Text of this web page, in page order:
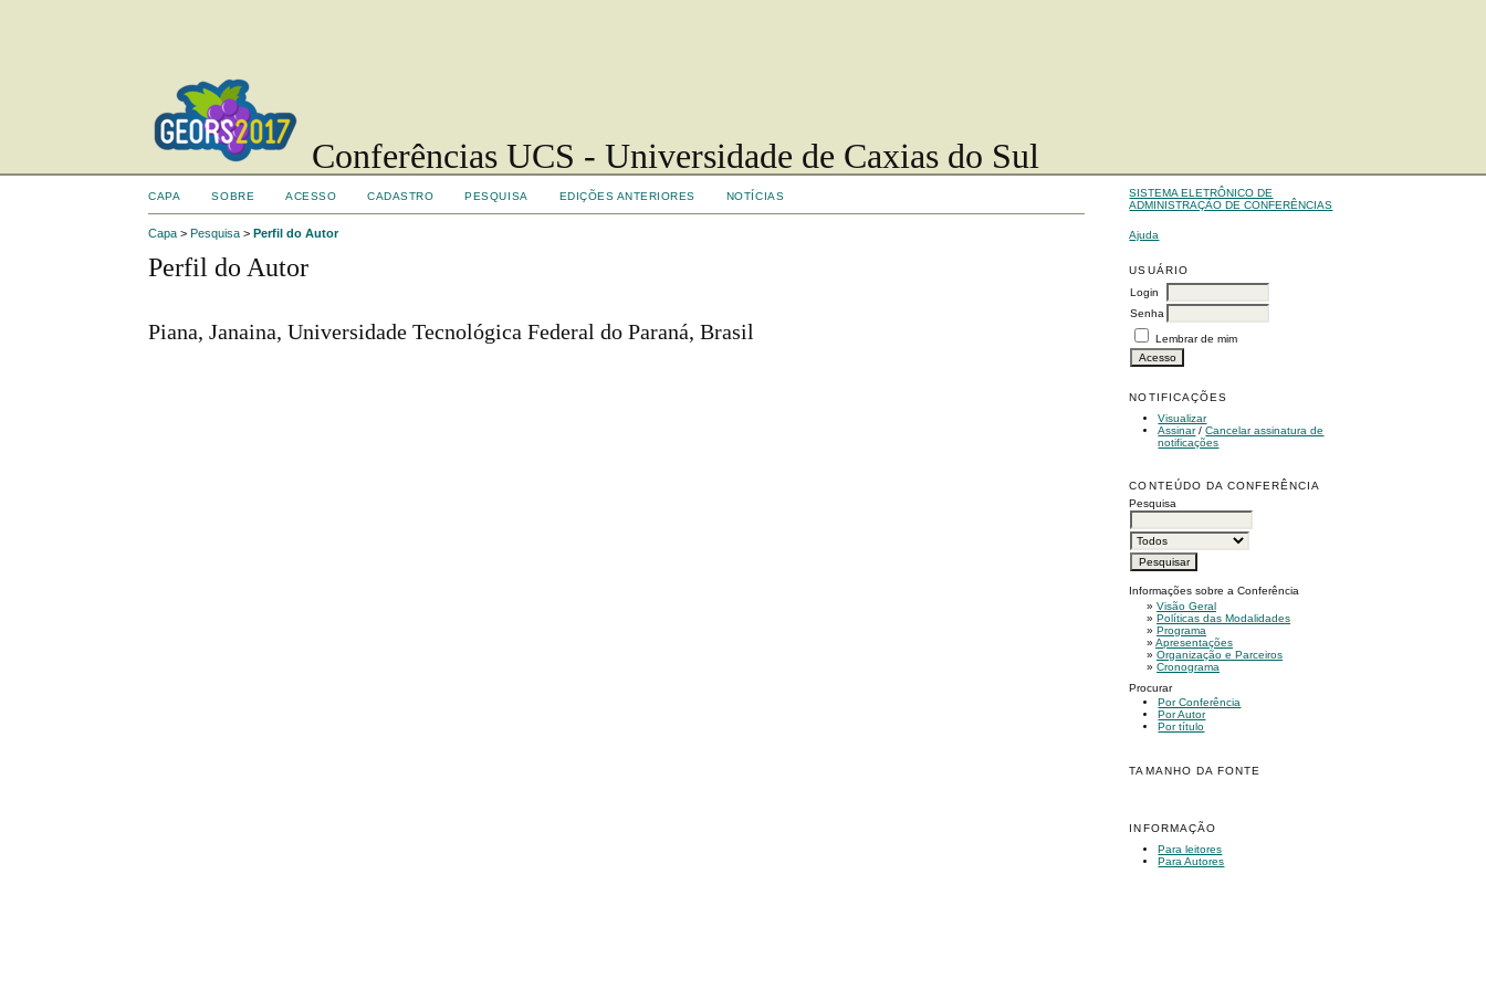
Conferências UCS - Universidade de Caxias do Sul
SISTEMA ELETRÔNICO DE
ADMINISTRAÇÃO DE CONFERÊNCIAS
Ajuda
USUÁRIO
Login
Senha
Lembrar de mim
NOTIFICAÇÕES
Visualizar
Assinar/Cancelar assinatura de
notificações
CONTEÚDO DA CONFERÊNCIA
Pesquisa
Informações sobre a Conferência
»Visão Geral
»Políticas das Modalidades
»Programa
»Apresentações
»Organização e Parceiros
»Cronograma
Procurar
Por Conferência
Por Autor
Por título
TAMANHO DA FONTE
INFORMAÇÃO
Para leitores
Para Autores
CAPA SOBRE ACESSO CADASTRO PESQUISA EDIÇÕES ANTERIORES NOTÍCIAS
Capa >Pesquisa >Perfil do Autor
Perfil do Autor
Piana, Janaina, Universidade Tecnológica Federal do Paraná, Brasil